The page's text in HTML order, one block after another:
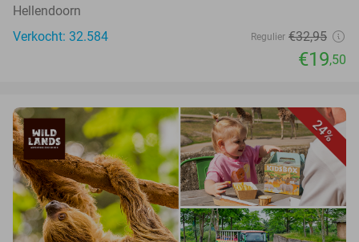
Hellendoorn
Verkocht: 32.584
Regulier €32,95
€19,50
24%